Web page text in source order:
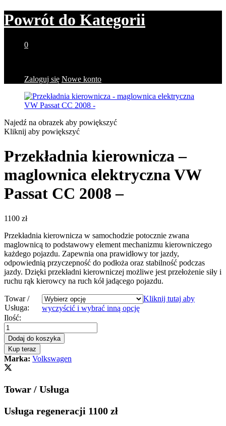
Powrót do Kategorii
0
Zaloguj się Nowe konto
Najedź na obrazek aby powiększyć
Kliknij aby powiększyć
Przekładnia kierownicza –
maglownica elektryczna VW
Passat CC 2008 –
1100 zł
Przekładnia kierownicza w samochodzie potocznie zwana
maglownicą to podstawowy element mechanizmu kierowniczego
każdego pojazdu. Zapewnia ona prawidłowy tor jazdy,
odpowiednią przyczepność do podłoża oraz stabilność podczas
jazdy. Dzięki przekładni kierowniczej możliwe jest przełożenie siły i
ruchu rąk kierowcy na ruch kół jadącego pojazdu.
Towar /
Usługa:
Kliknij tutaj aby
wyczyścić i wybrać inną opcję
Przekładnia
kierownicza
-
maglownica
elektryczna
VW
Passat
2008
quantity
Ilość:
Dodaj do koszyka
Kup teraz
Marka: Volkswagen
Towar / Usługa
Usługa regeneracji 1100 zł